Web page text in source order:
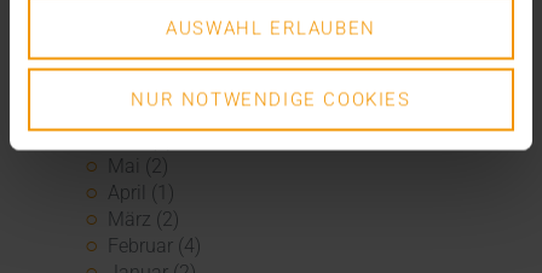
AUSWAHL ERLAUBEN
NUR NOTWENDIGE COOKIES
November (3)
Oktober (2)
September (3)
August (3)
Juli (3)
Juni (1)
Mai (2)
April (1)
März (2)
Februar (4)